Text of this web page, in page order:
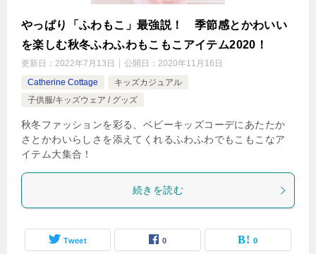
やっぱり「ふわもこ」最強説！ 季節感とかわいい
を楽しむ秋冬ふわふわもこもこアイテム2020！
更新日： 2022年7月13日 公開日： 2020年11月16日
Catherine Cottage
キッズカジュアル
子供服/キッズウェア / グッズ
秋冬ファッションを彩る、ベビーキッズコーデにあたたか
さとかわいらしさを添えてくれるふわふわでもこもこなア
イテム大集合！
続きを読む
Tweet 0 0